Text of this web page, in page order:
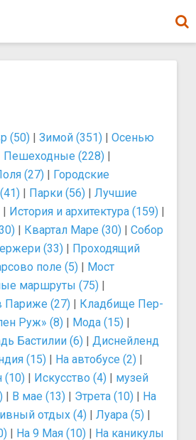
(50) | Зимой (351) | Осенью
Пешеходные (228) |
(27) | Городские
| Парки (56) | Лучшие
| История и архитектура (159) |
| Квартал Маре (30) | Собор
(33) | Проходящий
поле (5) | Мост
маршруты (75) |
Париже (27) | Кладбище Пер-
Руж» (8) | Мода (15) |
Бастилии (6) | Диснейленд
(15) | На автобусе (2) |
(10) | Искусство (4) | музей
| В мае (13) | Этрета (10) | На
отдых (4) | Луара (5) |
| На 9 Мая (10) | На каникулы